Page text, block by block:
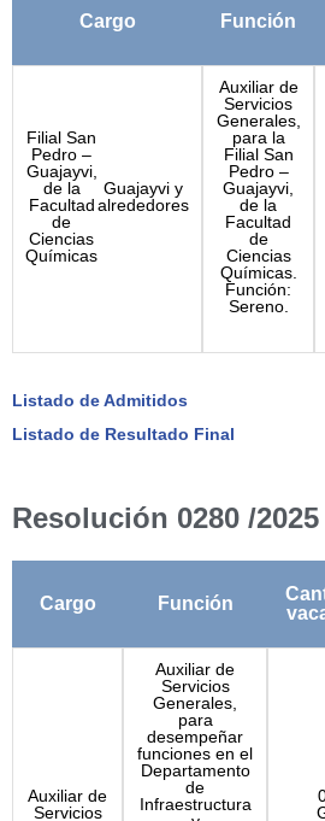
Cargo Función
Filial San
Pedro –
Guajayvi,
de la
Facultad
de
Ciencias
Químicas
Guajayvi y
alrededores
Auxiliar de
Servicios
Generales,
para la
Filial San
Pedro –
Guajayvi,
de la
Facultad
de
Ciencias
Químicas.
Función:
Sereno.
Listado de Admitidos
Listado de Resultado Final
Resolución 0280 /2025
Cargo Función
Auxiliar de
Servicios
Auxiliar de
Servicios
Generales,
para
desempeñar
funciones en el
Departamento
de
Infraestructura